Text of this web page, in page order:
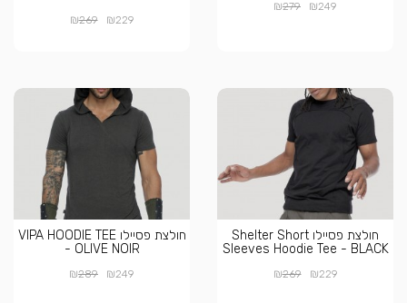
₪249
₪279
₪229
₪269
חולצת פסיילו Shelter Short
Sleeves Hoodie Tee - BLACK
₪229
₪269
חולצת פסיילו VIPA HOODIE TEE
- OLIVE NOIR
₪249
₪289